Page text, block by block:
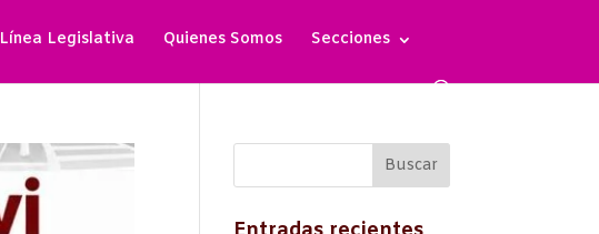
Línea Legislativa Quienes Somos Secciones